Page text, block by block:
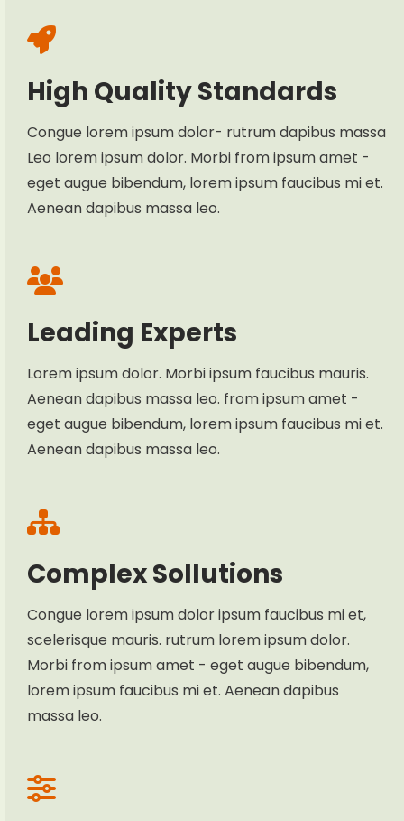
High Quality Standards
Congue lorem ipsum dolor- rutrum dapibus massa
Leo lorem ipsum dolor. Morbi from ipsum amet -
eget augue bibendum, lorem ipsum faucibus mi et.
Aenean dapibus massa leo.
Leading Experts
Lorem ipsum dolor. Morbi ipsum faucibus mauris.
Aenean dapibus massa leo. from ipsum amet -
eget augue bibendum, lorem ipsum faucibus mi et.
Aenean dapibus massa leo.
Complex Sollutions
Congue lorem ipsum dolor ipsum faucibus mi et,
scelerisque mauris. rutrum lorem ipsum dolor.
Morbi from ipsum amet - eget augue bibendum,
lorem ipsum faucibus mi et. Aenean dapibus
massa leo.